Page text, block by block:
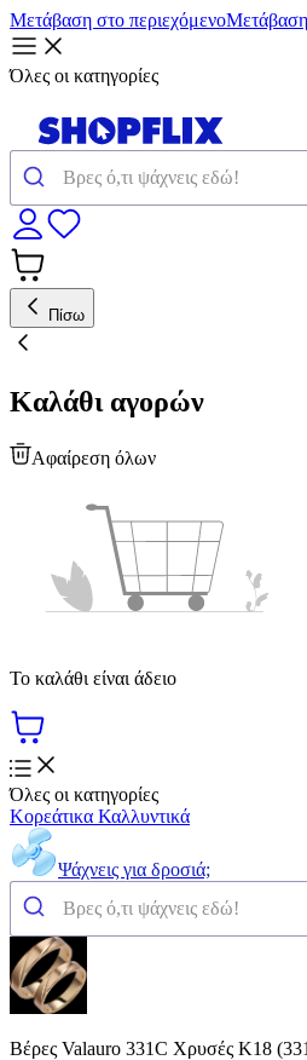
Μετάβαση στο περιεχόμενο
Όλες οι κατηγορίες
Πίσω
Καλάθι αγορών
Αφαίρεση όλων
Το καλάθι είναι άδειο
Όλες οι κατηγορίες
Κορεάτικα Καλλυντικά
Ψάχνεις για δροσιά;
Βέρες Valauro 331C Χρυσές Κ18